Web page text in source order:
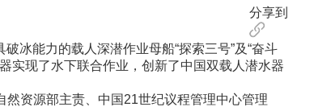
分享到
能力的载人深潜作业母船“探索三号”及“奋斗
实现了水下联合作业，创新了中国双载人潜水器
资源部主责、中国21世纪议程管理中心管理